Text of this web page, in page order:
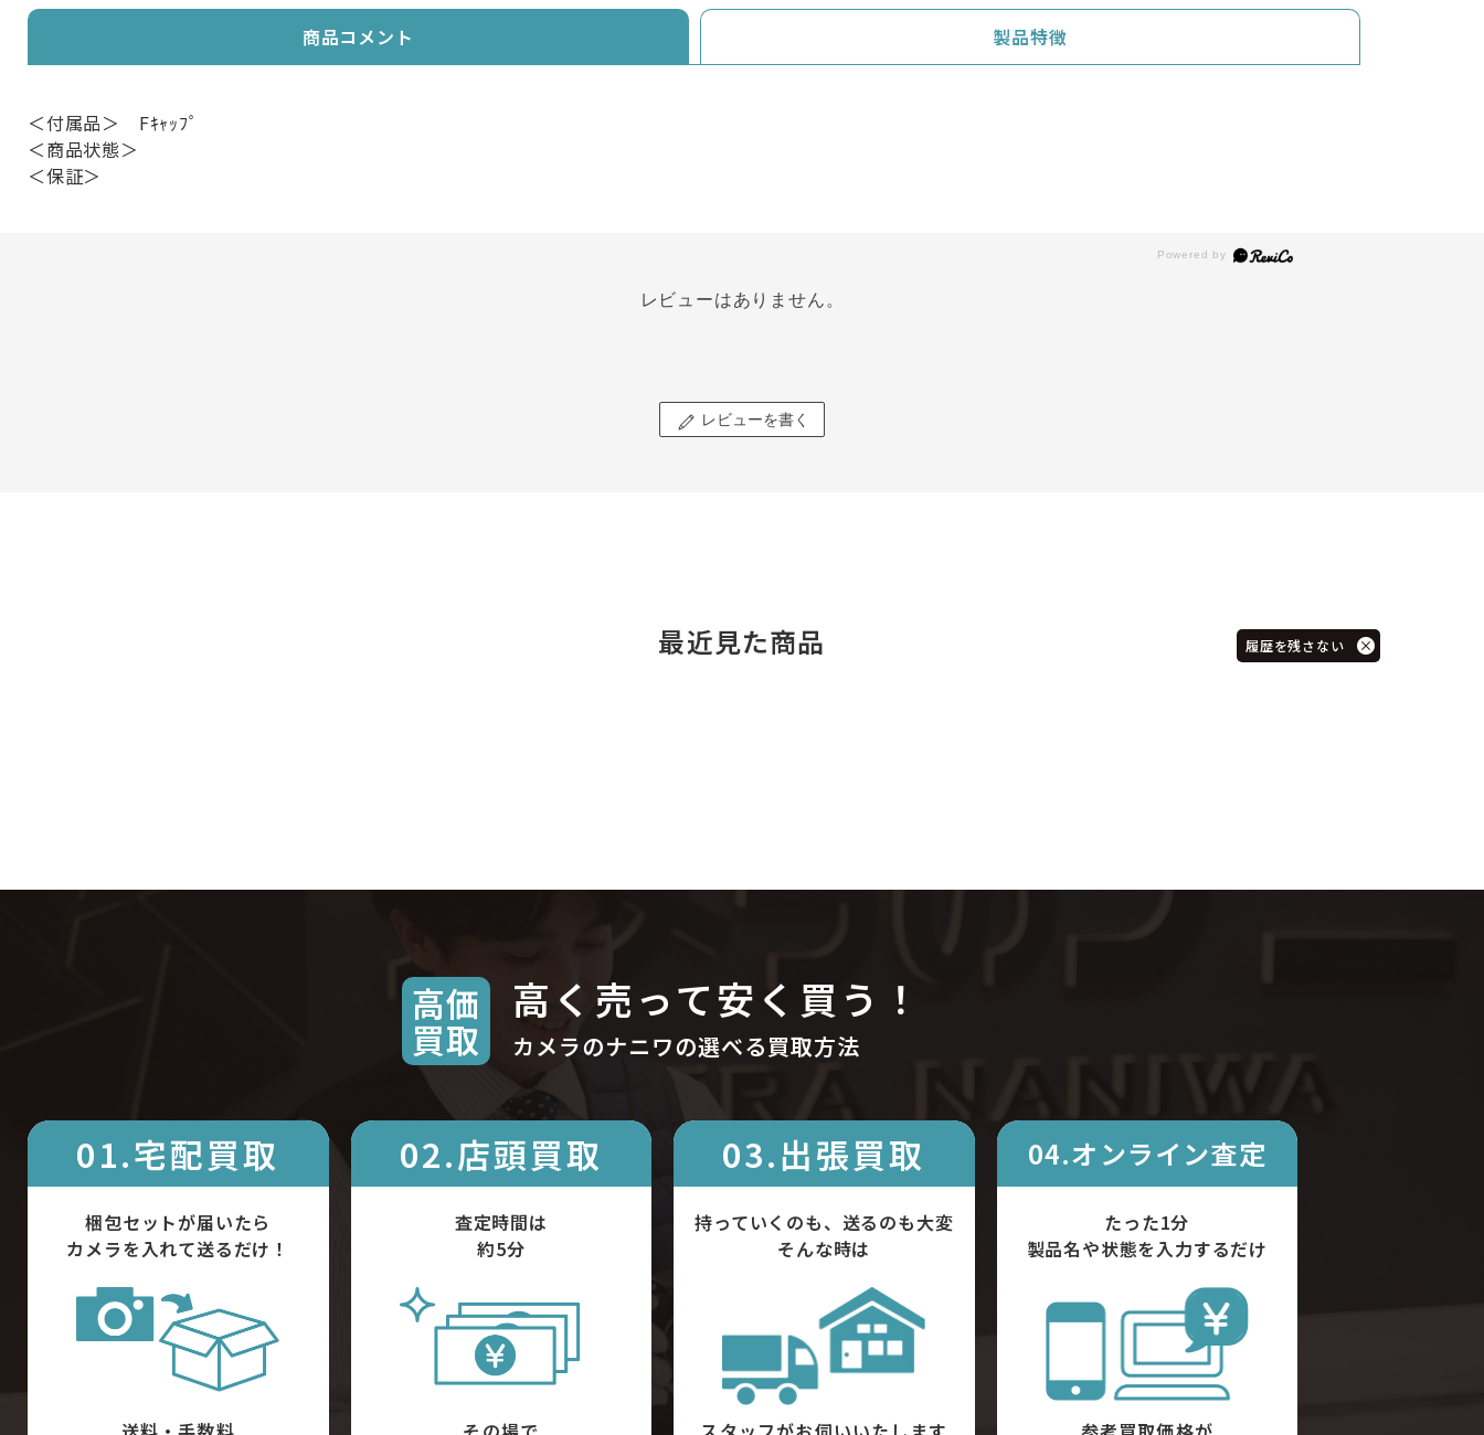
商品コメント 製品特徴
＜付属品＞ Fｷｬｯﾌﾟ
＜商品状態＞
＜保証＞
レビューはありません。
レビューを書く
最近見た商品 履歴を残さない
高価
買取
高く売って安く買う！
カメラのナニワの選べる買取方法
01.宅配買取
梱包セットが届いたら
カメラを入れて送るだけ！
02.店頭買取
査定時間は
約5分
03.出張買取
持っていくのも、送るのも大変
そんな時は
04.オンライン査定
たった1分
製品名や状態を入力するだけ